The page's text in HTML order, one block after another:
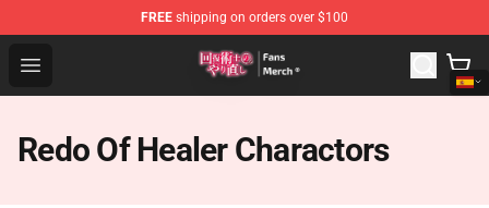
FREE shipping on orders over $100
Open menu
Redo Of Healer Store - Official Redo Of Healer
Redo Of Healer Charactors